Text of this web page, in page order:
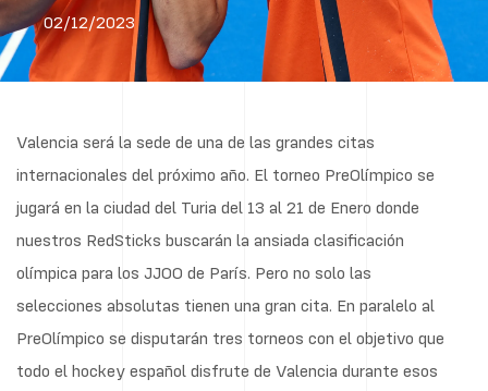
02/12/2023
Valencia será la sede de una de las grandes citas
internacionales del próximo año. El torneo PreOlímpico se
jugará en la ciudad del Turia del 13 al 21 de Enero donde
nuestros RedSticks buscarán la ansiada clasificación
olímpica para los JJOO de París. Pero no solo las
selecciones absolutas tienen una gran cita. En paralelo al
PreOlímpico se disputarán tres torneos con el objetivo que
todo el hockey español disfrute de Valencia durante esos